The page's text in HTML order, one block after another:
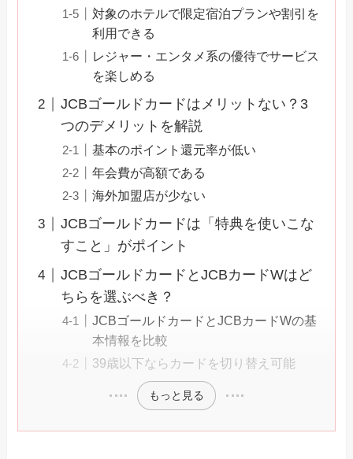
対象のホテルで限定宿泊プランや割引を
利用できる
レジャー・エンタメ系の優待でサービス
を楽しめる
JCBゴールドカードはメリットない？3
つのデメリットを解説
基本のポイント還元率が低い
年会費が高額である
海外加盟店が少ない
JCBゴールドカードは「特典を使いこな
すこと」がポイント
JCBゴールドカードとJCBカードWはど
ちらを選ぶべき？
JCBゴールドカードとJCBカードWの基
本情報を比較
39歳以下ならカードを切り替え可能
もっと見る